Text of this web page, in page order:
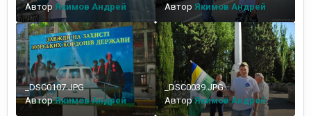
Автор Якимов Андрей
Автор Якимов Андрей
_DSC0107.JPG
АвторЯкимов Андрей
_DSC0039.JPG
АвторЯкимов Андрей